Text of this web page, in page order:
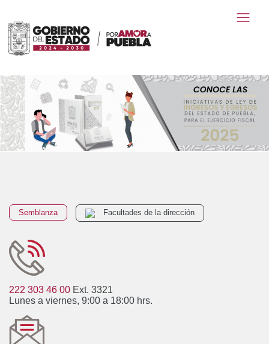
Semblanza Facultades de la dirección
222 303 46 00 Ext. 3321
Lunes a viernes, 9:00 a 18:00 hrs.